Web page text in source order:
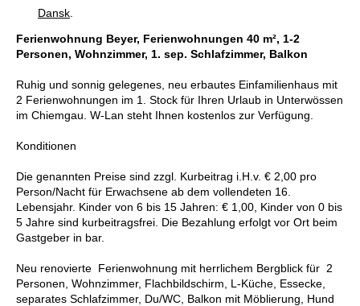
Dansk
Ferienwohnung Beyer, Ferienwohnungen 40 m², 1-2
Personen, Wohnzimmer, 1. sep. Schlafzimmer, Balkon
Ruhig und sonnig gelegenes, neu erbautes Einfamilienhaus mit
2 Ferienwohnungen im 1. Stock für Ihren Urlaub in Unterwössen
im Chiemgau. W-Lan steht Ihnen kostenlos zur Verfügung.
Konditionen
Die genannten Preise sind zzgl. Kurbeitrag i.H.v. € 2,00 pro
Person/Nacht für Erwachsene ab dem vollendeten 16.
Lebensjahr. Kinder von 6 bis 15 Jahren: € 1,00, Kinder von 0 bis
5 Jahre sind kurbeitragsfrei. Die Bezahlung erfolgt vor Ort beim
Gastgeber in bar.
Neu renovierte Ferienwohnung mit herrlichem Bergblick für 2
Personen, Wohnzimmer, Flachbildschirm, L-Küche, Essecke,
separates Schlafzimmer, Du/WC, Balkon mit Möblierung, Hund